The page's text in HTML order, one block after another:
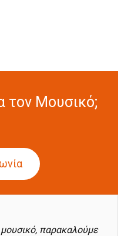
τον Μουσικό;
(ενεργή καρτέλα)
παρακαλούμε